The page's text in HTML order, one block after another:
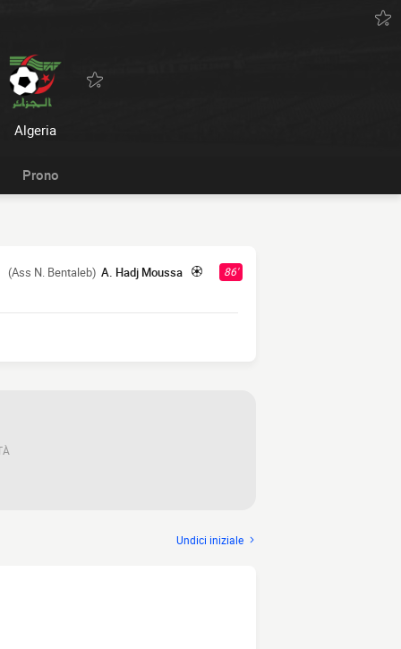
Algeria
Prono
86'
A. Hadj Moussa
(Ass N. Bentaleb)
Undici iniziale